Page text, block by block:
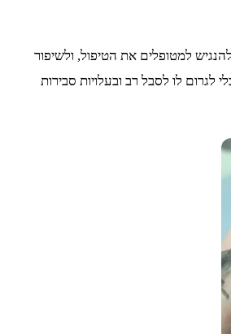
למטופלים את הטיפול, ולשיפור
לו לסבל רב ובעלויות סבירות